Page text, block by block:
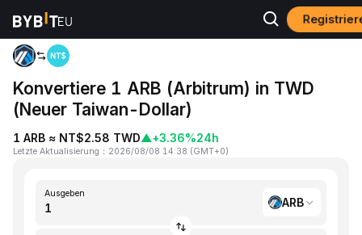
Home ARB to TWD
Konvertiere 1 ARB (Arbitrum) in TWD
(Neuer Taiwan-Dollar)
1 ARB ≈ NT$2.58 TWD▲+3.36%24h
Letzte Aktualisierung ： 2026/08/08 14:38 (GMT+0)
Ausgeben
ARB